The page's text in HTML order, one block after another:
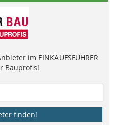
im EINKAUFSFÜHRER
Bauprofis!
finden!